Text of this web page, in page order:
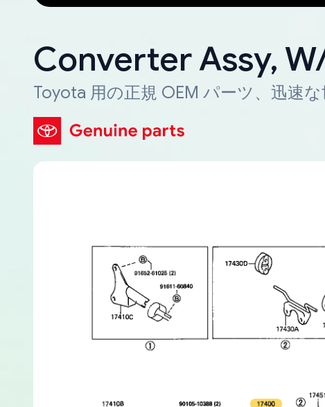
Converter Assy,
Toyota 用の正規 OEM パーツ、迅速な